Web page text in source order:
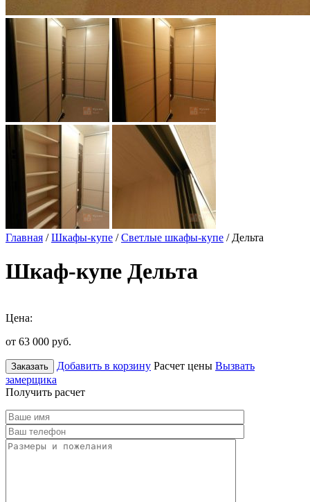
Главная /Шкафы-купе /Светлые шкафы-купе / Дельта
Шкаф-купе Дельта
Цена:
от 63 000 руб.
Заказать Добавить в корзину Расчет цены Вызвать
замерщика
Получить расчет